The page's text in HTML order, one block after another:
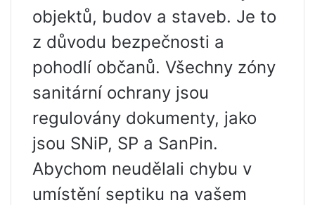
objektů, budov a staveb. Je to
z důvodu bezpečnosti a
pohodlí občanů. Všechny zóny
sanitární ochrany jsou
regulovány dokumenty, jako
jsou SNiP, SP a SanPin.
Abychom neudělali chybu v
umístění septiku na vašem